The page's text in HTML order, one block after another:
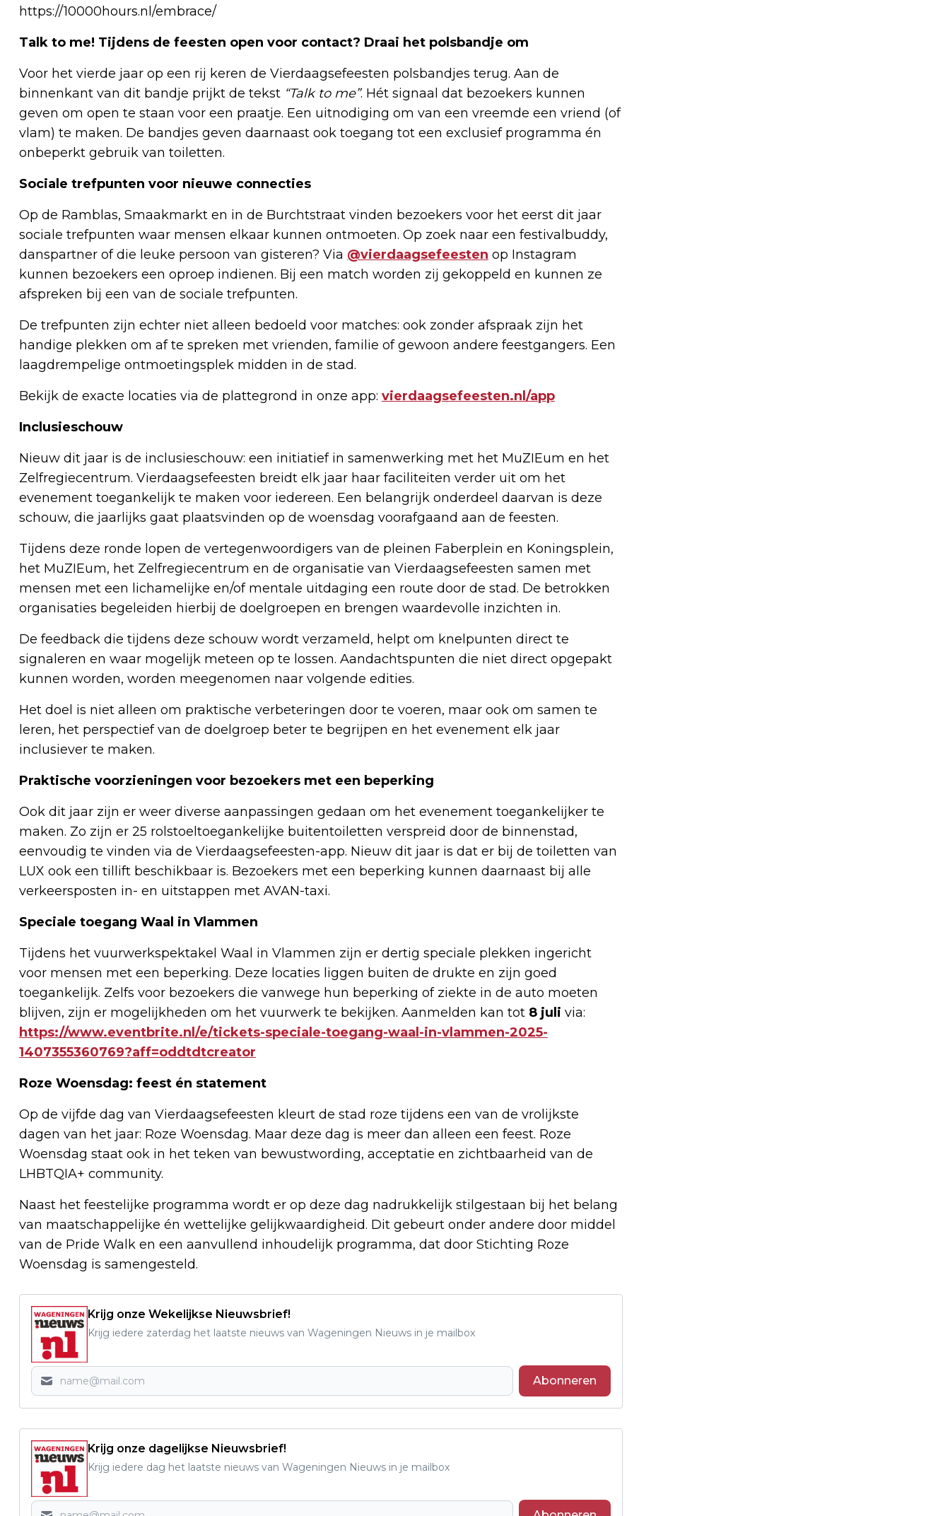
https://10000hours.nl/embrace/
Talk to me! Tijdens de feesten open voor contact? Draai het polsbandje om
Voor het vierde jaar op een rij keren de Vierdaagsefeesten polsbandjes terug. Aan de
binnenkant van dit bandje prijkt de tekst “Talk to me”. Hét signaal dat bezoekers kunnen
geven om open te staan voor een praatje. Een uitnodiging om van een vreemde een vriend (of
vlam) te maken. De bandjes geven daarnaast ook toegang tot een exclusief programma én
onbeperkt gebruik van toiletten.
Sociale trefpunten voor nieuwe connecties
Op de Ramblas, Smaakmarkt en in de Burchtstraat vinden bezoekers voor het eerst dit jaar
sociale trefpunten waar mensen elkaar kunnen ontmoeten. Op zoek naar een festivalbuddy,
danspartner of die leuke persoon van gisteren? Via @vierdaagsefeesten op Instagram
kunnen bezoekers een oproep indienen. Bij een match worden zij gekoppeld en kunnen ze
afspreken bij een van de sociale trefpunten.
De trefpunten zijn echter niet alleen bedoeld voor matches: ook zonder afspraak zijn het
handige plekken om af te spreken met vrienden, familie of gewoon andere feestgangers. Een
laagdrempelige ontmoetingsplek midden in de stad.
Bekijk de exacte locaties via de plattegrond in onze app: vierdaagsefeesten.nl/app
Inclusieschouw
Nieuw dit jaar is de inclusieschouw: een initiatief in samenwerking met het MuZIEum en het
Zelfregiecentrum. Vierdaagsefeesten breidt elk jaar haar faciliteiten verder uit om het
evenement toegankelijk te maken voor iedereen. Een belangrijk onderdeel daarvan is deze
schouw, die jaarlijks gaat plaatsvinden op de woensdag voorafgaand aan de feesten.
Tijdens deze ronde lopen de vertegenwoordigers van de pleinen Faberplein en Koningsplein,
het MuZIEum, het Zelfregiecentrum en de organisatie van Vierdaagsefeesten samen met
mensen met een lichamelijke en/of mentale uitdaging een route door de stad. De betrokken
organisaties begeleiden hierbij de doelgroepen en brengen waardevolle inzichten in.
De feedback die tijdens deze schouw wordt verzameld, helpt om knelpunten direct te
signaleren en waar mogelijk meteen op te lossen. Aandachtspunten die niet direct opgepakt
kunnen worden, worden meegenomen naar volgende edities.
Het doel is niet alleen om praktische verbeteringen door te voeren, maar ook om samen te
leren, het perspectief van de doelgroep beter te begrijpen en het evenement elk jaar
inclusiever te maken.
Praktische voorzieningen voor bezoekers met een beperking
Ook dit jaar zijn er weer diverse aanpassingen gedaan om het evenement toegankelijker te
maken. Zo zijn er 25 rolstoeltoegankelijke buitentoiletten verspreid door de binnenstad,
eenvoudig te vinden via de Vierdaagsefeesten-app. Nieuw dit jaar is dat er bij de toiletten van
LUX ook een tillift beschikbaar is. Bezoekers met een beperking kunnen daarnaast bij alle
verkeersposten in- en uitstappen met AVAN-taxi.
Speciale toegang Waal in Vlammen
Tijdens het vuurwerkspektakel Waal in Vlammen zijn er dertig speciale plekken ingericht
voor mensen met een beperking. Deze locaties liggen buiten de drukte en zijn goed
toegankelijk. Zelfs voor bezoekers die vanwege hun beperking of ziekte in de auto moeten
blijven, zijn er mogelijkheden om het vuurwerk te bekijken. Aanmelden kan tot 8 juli via:
https://www.eventbrite.nl/e/tickets-speciale-toegang-waal-in-vlammen-2025-
1407355360769?aff=oddtdtcreator
Roze Woensdag: feest én statement
Op de vijfde dag van Vierdaagsefeesten kleurt de stad roze tijdens een van de vrolijkste
dagen van het jaar: Roze Woensdag. Maar deze dag is meer dan alleen een feest. Roze
Woensdag staat ook in het teken van bewustwording, acceptatie en zichtbaarheid van de
LHBTQIA+ community.
Naast het feestelijke programma wordt er op deze dag nadrukkelijk stilgestaan bij het belang
van maatschappelijke én wettelijke gelijkwaardigheid. Dit gebeurt onder andere door middel
van de Pride Walk en een aanvullend inhoudelijk programma, dat door Stichting Roze
Woensdag is samengesteld.
Krijg onze Wekelijkse Nieuwsbrief!
Krijg iedere zaterdag het laatste nieuws van Wageningen Nieuws in je mailbox
Abonneren
Krijg onze dagelijkse Nieuwsbrief!
Krijg iedere dag het laatste nieuws van Wageningen Nieuws in je mailbox